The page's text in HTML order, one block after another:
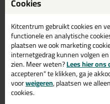
Het product bevalt mij
werken.
En qua levering en
5 sterren doe zo verder.
Geschreven door Rudy op
Kitcentrum gebruikt cookies en
functionele en analytische
plaatsen we ook marketing
internetgedrag kunnen volgen
zien. Meer weten?Lees hier ons
accepteren" te klikken, ga je
voorweigeren, plaatsen we
cookies.